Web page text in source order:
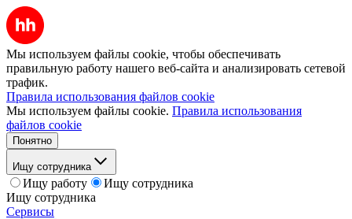
Мы используем файлы cookie, чтобы обеспечивать
правильную работу нашего веб-сайта и анализировать сетевой
трафик.
Правила использования файлов cookie
Мы используем файлы cookie. Правила использования
файлов cookie
Понятно
Ищу сотрудника
Ищу работу
Ищу сотрудника
Ищу сотрудника
Сервисы